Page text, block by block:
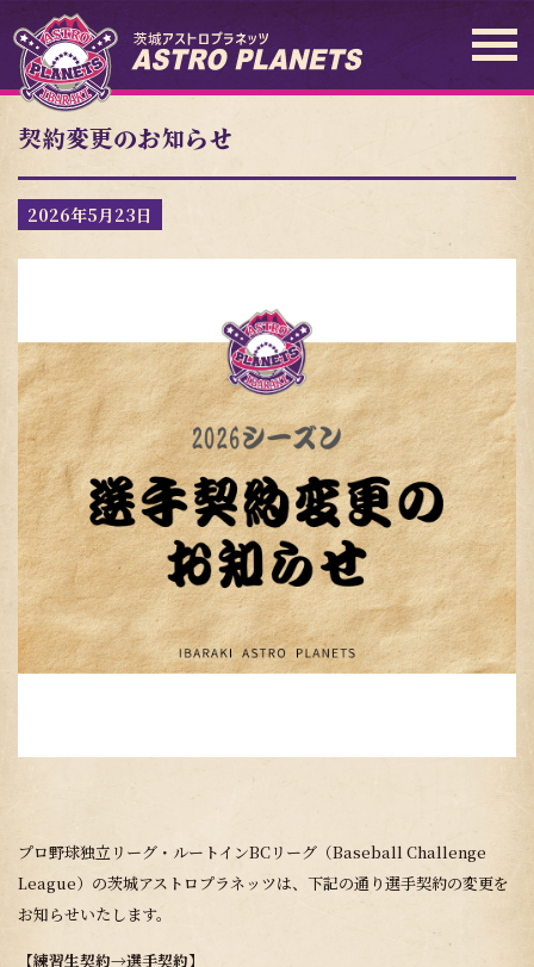
契約変更のお知らせ
2026年5月23日
プロ野球独立リーグ・ルートインBCリーグ（Baseball Challenge
League）の茨城アストロプラネッツは、下記の通り選手契約の変更を
お知らせいたします。
【練習生契約→選手契約】